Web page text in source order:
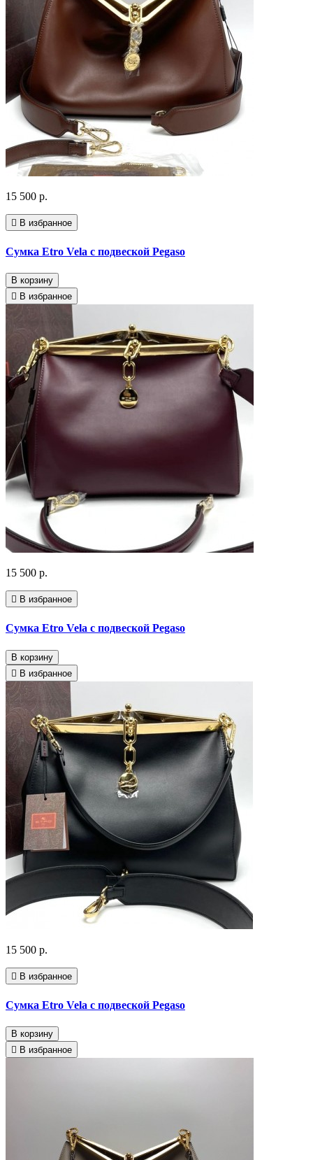
15 500 р.
В избранное
Сумка Etro Vela с подвеской Pegaso
В корзину
В избранное
15 500 р.
В избранное
Сумка Etro Vela с подвеской Pegaso
В корзину
В избранное
15 500 р.
В избранное
Сумка Etro Vela с подвеской Pegaso
В корзину
В избранное